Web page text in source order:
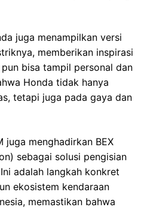
juga menampilkan versi
memberikan inspirasi
bisa tampil personal dan
Honda tidak hanya
tetapi juga pada gaya dan
juga menghadirkan BEX
sebagai solusi pengisian
adalah langkah konkret
ekosistem kendaraan
memastikan bahwa